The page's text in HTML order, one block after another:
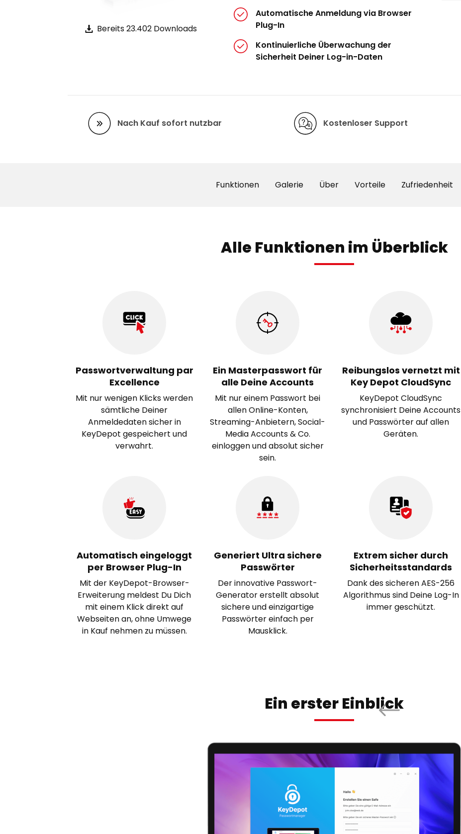
Bereits 23.402 Downloads
Automatische Anmeldung via Browser
Plug-In
Kontinuierliche Überwachung der
Sicherheit Deiner Log-in-Daten
Nach Kauf sofort nutzbar Kostenloser Support
Funktionen Galerie Über Vorteile Zufriedenheit
Alle Funktionen im Überblick
Passwortverwaltung par
Excellence
Mit nur wenigen Klicks werden
sämtliche Deiner
Anmeldedaten sicher in
KeyDepot gespeichert und
verwahrt.
Ein Masterpasswort für
alle Deine Accounts
Mit nur einem Passwort bei
allen Online-Konten,
Streaming-Anbietern, Social-
Media Accounts & Co.
einloggen und absolut sicher
sein.
Reibungslos vernetzt mit
Key Depot CloudSync
KeyDepot CloudSync
synchronisiert Deine Accounts
und Passwörter auf allen
Geräten.
Automatisch eingeloggt
per Browser Plug-In
Mit der KeyDepot-Browser-
Erweiterung meldest Du Dich
mit einem Klick direkt auf
Webseiten an, ohne Umwege
in Kauf nehmen zu müssen.
Generiert Ultra sichere
Passwörter
Der innovative Passwort-
Generator erstellt absolut
sichere und einzigartige
Passwörter einfach per
Mausklick.
Extrem sicher durch
Sicherheitsstandards
Dank des sicheren AES-256
Algorithmus sind Deine Log-In
immer geschützt.
Ein erster Einblick